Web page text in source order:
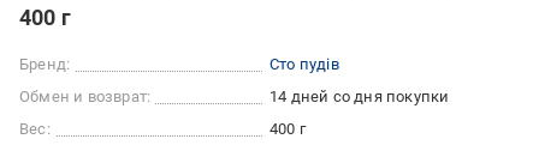
400 г
Бренд:
Сто пудів
Обмен и возврат:
14 дней со дня покупки
Вес:
400 г